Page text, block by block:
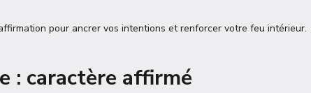
pour ancrer vos intentions et renforcer votre feu intérieur.
: caractère affirmé